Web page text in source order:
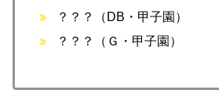
？？？（DB・甲子園）
？？？（Ｇ・甲子園）